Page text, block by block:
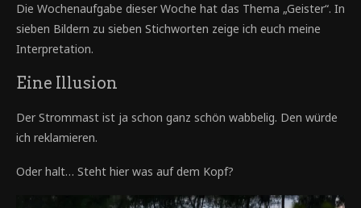
Die Wochenaufgabe dieser Woche hat das Thema „Geister“. In
sieben Bildern zu sieben Stichworten zeige ich euch meine
Interpretation.
Eine Illusion
Der Strommast ist ja schon ganz schön wabbelig. Den würde
ich reklamieren.
Oder halt… Steht hier was auf dem Kopf?